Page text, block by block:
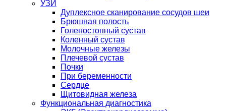
УЗИ
Дуплексное сканирование сосудов шеи
Брюшная полость
Голеностопный сустав
Коленный сустав
Молочные железы
Плечевой сустав
Почки
При беременности
Сердце
Щитовидная железа
Функциональная диагностика